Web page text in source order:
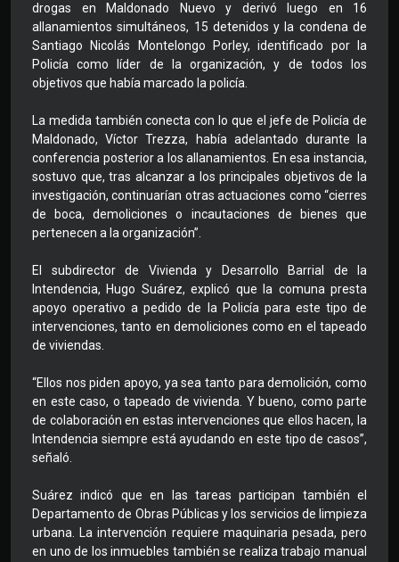
drogas en Maldonado Nuevo y derivó luego en 16
allanamientos simultáneos, 15 detenidos y la condena de
Santiago Nicolás Montelongo Porley, identificado por la
Policía como líder de la organización, y de todos los
objetivos que había marcado la policía.
La medida también conecta con lo que el jefe de Policía de
Maldonado, Víctor Trezza, había adelantado durante la
conferencia posterior a los allanamientos. En esa instancia,
sostuvo que, tras alcanzar a los principales objetivos de la
investigación, continuarían otras actuaciones como “cierres
de boca, demoliciones o incautaciones de bienes que
pertenecen a la organización”.
El subdirector de Vivienda y Desarrollo Barrial de la
Intendencia, Hugo Suárez, explicó que la comuna presta
apoyo operativo a pedido de la Policía para este tipo de
intervenciones, tanto en demoliciones como en el tapeado
de viviendas.
“Ellos nos piden apoyo, ya sea tanto para demolición, como
en este caso, o tapeado de vivienda. Y bueno, como parte
de colaboración en estas intervenciones que ellos hacen, la
Intendencia siempre está ayudando en este tipo de casos”,
señaló.
Suárez indicó que en las tareas participan también el
Departamento de Obras Públicas y los servicios de limpieza
urbana. La intervención requiere maquinaria pesada, pero
en uno de los inmuebles también se realiza trabajo manual